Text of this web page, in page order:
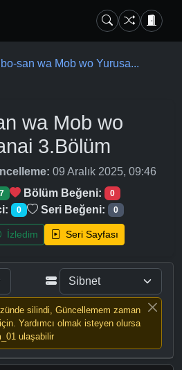
san wa Mob wo Yurusa...
wa Mob wo
3.Bölüm
09 Aralık 2025, 09:46
7 Bölüm Beğeni: 0
0 Seri Beğeni: 0
İzledim Seri Sayfası
silindi, Güncellemem zaman
Yardımcı olmak isteyen olursa
ulaşabilir